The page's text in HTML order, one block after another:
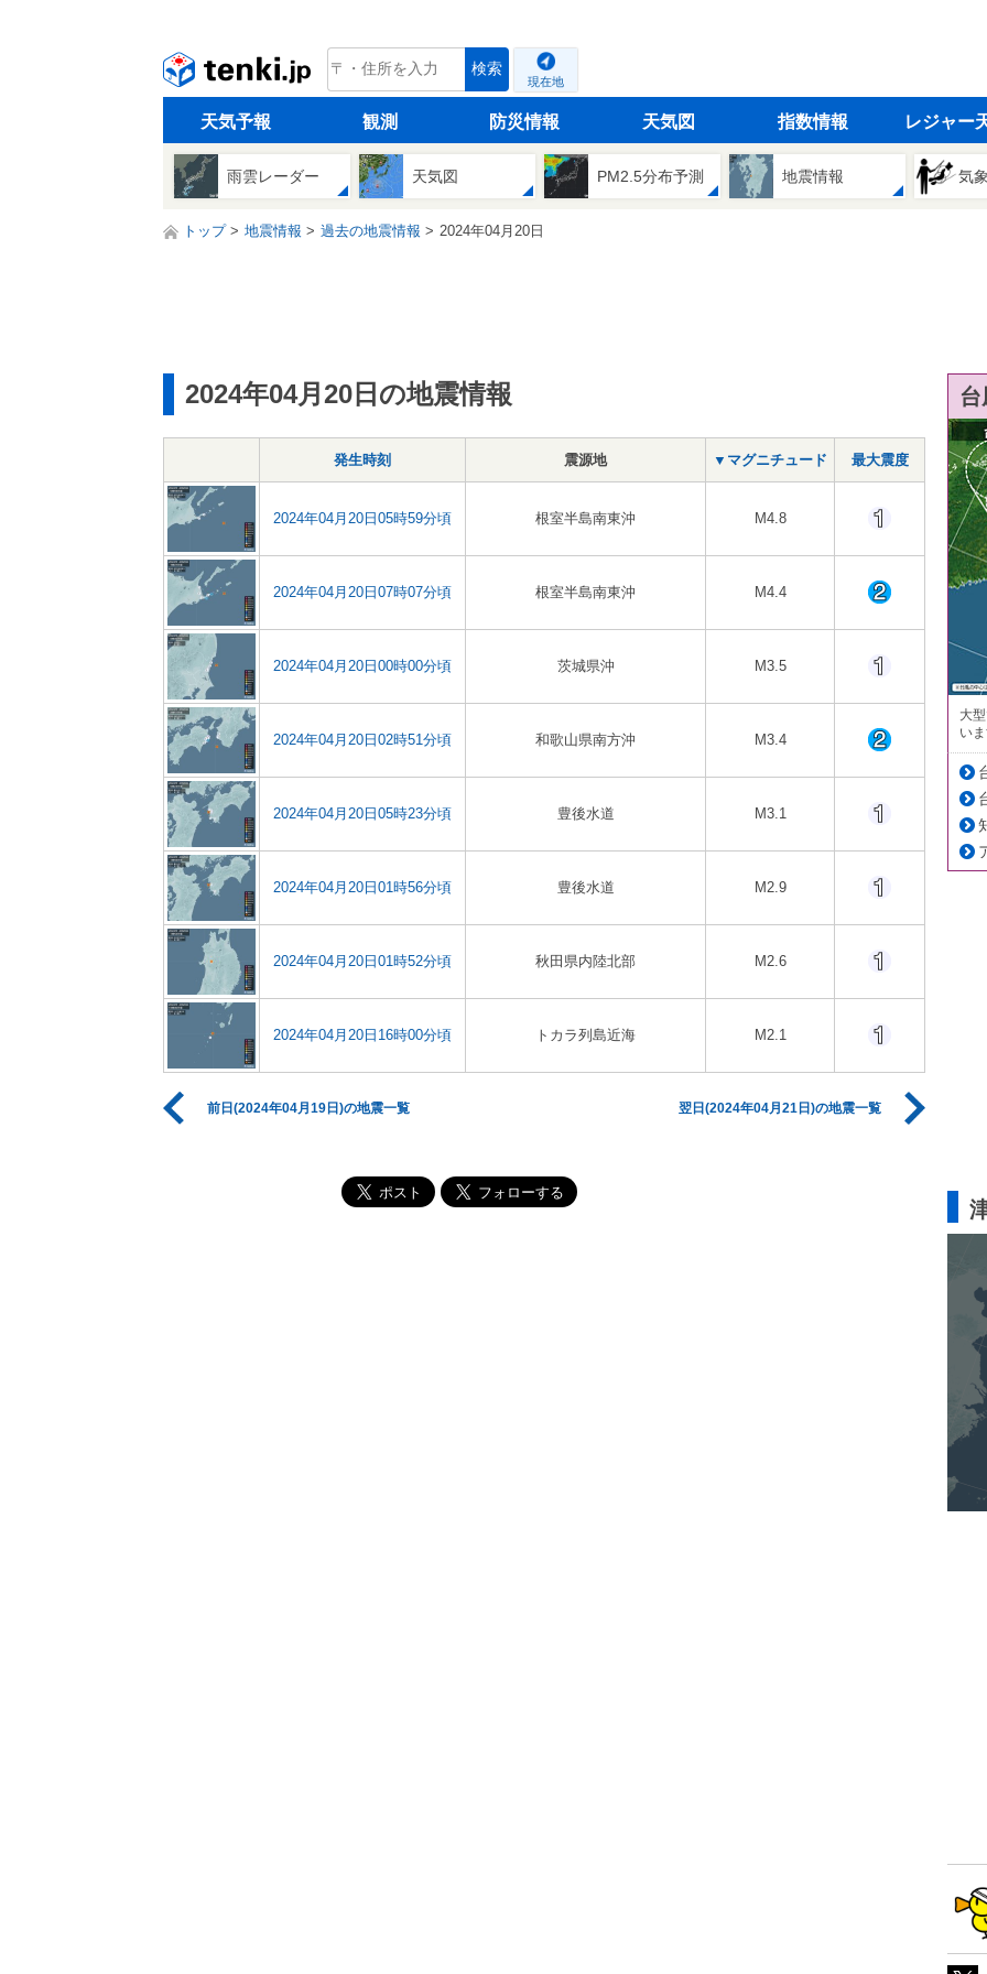
tenki.jp 検索
現在地
天気予報 観測 防災情報 天気図 指数情報 レジャー
雨雲レーダー 天気図 PM2.5分布予測 地震情報 気
トップ 地震情報 過去の地震情報 2024年04月20日
2024年04月20日の地震情報
発生時刻 震源地 ▼マグニチュード 最大震度
2024年04月20日05時59分頃 根室半島南東沖 M4.8
2024年04月20日07時07分頃 根室半島南東沖 M4.4
2024年04月20日00時00分頃 茨城県沖 M3.5
2024年04月20日02時51分頃 和歌山県南方沖 M3.4
2024年04月20日05時23分頃 豊後水道 M3.1
2024年04月20日01時56分頃 豊後水道 M2.9
2024年04月20日01時52分頃 秋田県内陸北部 M2.6
2024年04月20日16時00分頃 トカラ列島近海 M2.1
前日(2024年04月19日)の地震一覧 翌日(2024年04月21日)の地震一覧
大
い